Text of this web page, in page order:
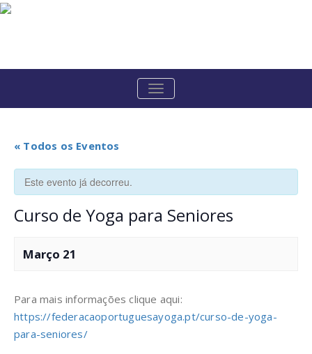
Skip
ALTERNAR
A
« Todos os Eventos
Este evento já decorreu.
Curso de Yoga para Seniores
Março 21
Para mais informações clique aqui:
https://federacaoportuguesayoga.pt/curso-de-yoga-
para-seniores/